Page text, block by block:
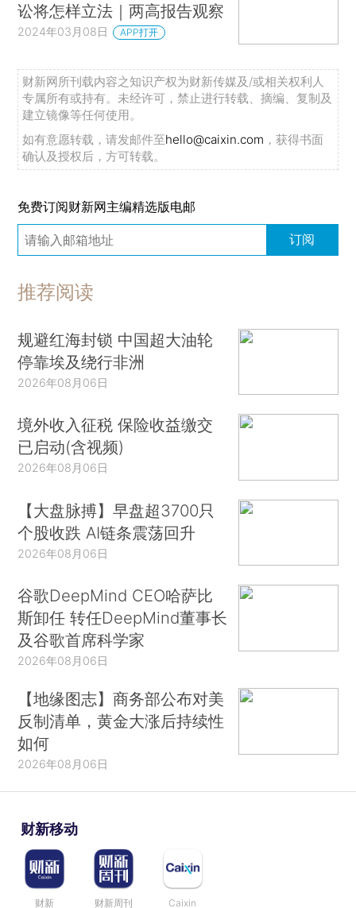
讼将怎样立法｜两高报告观察
2024年03月08日 APP打开
财新网所刊载内容之知识产权为财新传媒及/或相关权利人
专属所有或持有。未经许可，禁止进行转载、摘编、复制及
建立镜像等任何使用。
如有意愿转载，请发邮件至hello@caixin.com ，获得书面
确认及授权后，方可转载。
免费订阅财新网主编精选版电邮
订阅
推荐阅读
规避红海封锁 中国超大油轮
停靠埃及绕行非洲
2026年08月06日
境外收入征税 保险收益缴交
已启动(含视频)
2026年08月06日
【大盘脉搏】早盘超3700只
个股收跌 AI链条震荡回升
2026年08月06日
谷歌DeepMind CEO哈萨比
斯卸任 转任DeepMind董事长
及谷歌首席科学家
2026年08月06日
【地缘图志】商务部公布对美
反制清单，黄金大涨后持续性
如何
2026年08月06日
财新移动
财新 财新周刊 Caixin